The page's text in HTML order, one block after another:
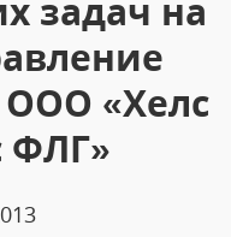
задач на
ООО «Хелс
ФЛГ»